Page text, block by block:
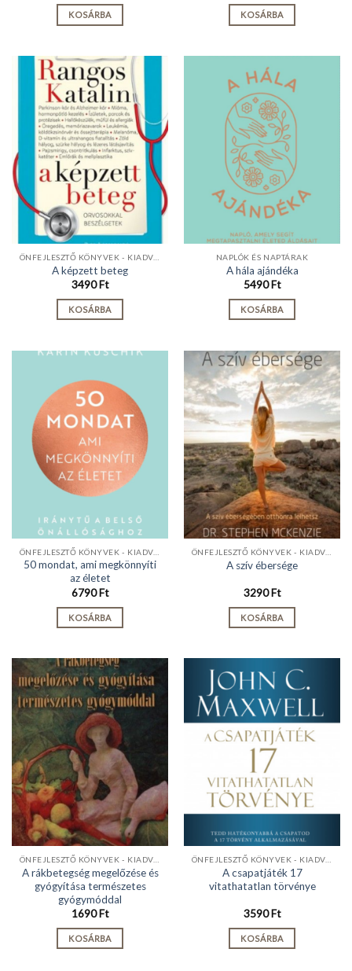
KOSÁRBA KOSÁRBA
ÖNFEJLESZTŐ KÖNYVEK - KIADVÁNYOK
A képzett beteg
3490Ft
KOSÁRBA
NAPLÓK ÉS NAPTÁRAK
A hála ajándéka
5490Ft
KOSÁRBA
ÖNFEJLESZTŐ KÖNYVEK - KIADVÁNYOK
50 mondat, ami megkönnyíti
az életet
6790Ft
KOSÁRBA
ÖNFEJLESZTŐ KÖNYVEK - KIADVÁNYOK
A szív ébersége
3290Ft
KOSÁRBA
ÖNFEJLESZTŐ KÖNYVEK - KIADVÁNYOK
A rákbetegség megelőzése és
gyógyítása természetes
gyógymóddal
1690Ft
KOSÁRBA
ÖNFEJLESZTŐ KÖNYVEK - KIADVÁNYOK
A csapatjáték 17
vitathatatlan törvénye
3590Ft
KOSÁRBA